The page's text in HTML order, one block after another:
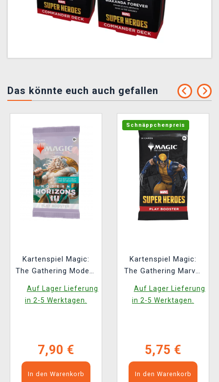
Das könnte euch auch gefallen
Kartenspiel Magic:
The Gathering Modern
Booster (14 Karten)
(ENGLISCHE
Auf Lager Lieferung
in 2-5 Werktagen.
7,90 €
In den Warenkorb
Schnäppchenpreis
Kartenspiel Magic:
The Gathering Marvel
Booster (14 Karten)
Auf Lager Lieferung
in 2-5 Werktagen.
5,75 €
In den Warenkorb